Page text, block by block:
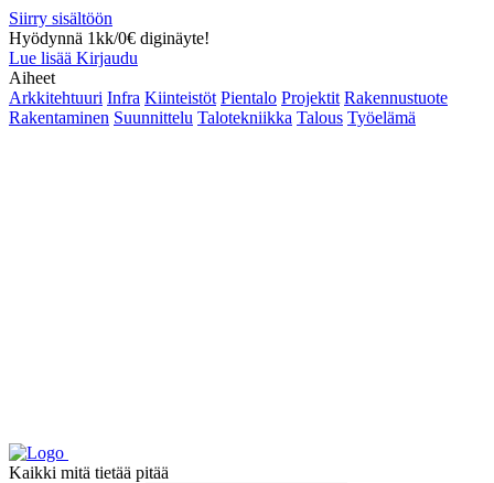
Siirry sisältöön
Hyödynnä 1kk/0€ diginäyte!
Lue lisää Kirjaudu
Aiheet
Arkkitehtuuri Infra Kiinteistöt Pientalo Projektit Rakennustuote
Rakentaminen Suunnittelu Talotekniikka Talous Työelämä
Kaikki mitä tietää pitää